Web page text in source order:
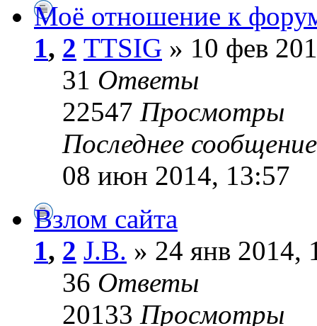
Моё отношение к
1, 2 TTSIG » 10 фев
31 Ответы
22547 Просмотры
Последнее
08 июн 2014, 13:57
Взлом сайта
1, 2 J.B. » 24 янв 2014,
36 Ответы
20133 Просмотры